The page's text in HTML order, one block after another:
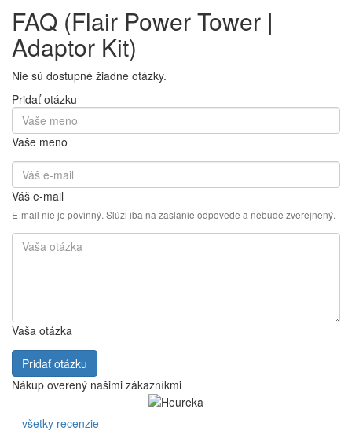
FAQ (Flair Power Tower |
Adaptor Kit)
Nie sú dostupné žiadne otázky.
Pridať otázku
Vaše meno
Váš e-mail
E-mail nie je povinný. Slúži iba na zaslanie odpovede a nebude zverejnený.
Vaša otázka
Pridať otázku
Nákup overený našimi zákazníkmi
všetky recenzie